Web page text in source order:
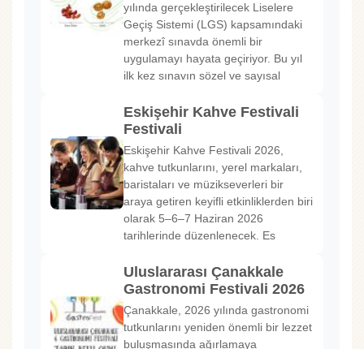
yılında gerçekleştirilecek Liselere
Geçiş Sistemi (LGS) kapsamındaki
merkezî sınavda önemli bir
uygulamayı hayata geçiriyor. Bu yıl
ilk kez sınavın sözel ve sayısal
Eskişehir Kahve Festivali
Festivali
Eskişehir Kahve Festivali 2026,
kahve tutkunlarını, yerel markaları,
baristaları ve müzikseverleri bir
araya getiren keyifli etkinliklerden biri
olarak 5–6–7 Haziran 2026
tarihlerinde düzenlenecek. Es
Uluslararası Çanakkale
Gastronomi Festivali 2026
Çanakkale, 2026 yılında gastronomi
tutkunlarını yeniden önemli bir lezzet
buluşmasında ağırlamaya